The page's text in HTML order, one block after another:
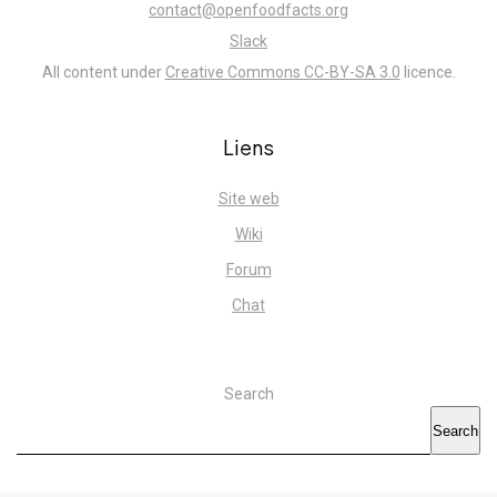
contact@openfoodfacts.org
Slack
All content under Creative Commons CC-BY-SA 3.0 licence.
Liens
Site web
Wiki
Forum
Chat
Search
Search